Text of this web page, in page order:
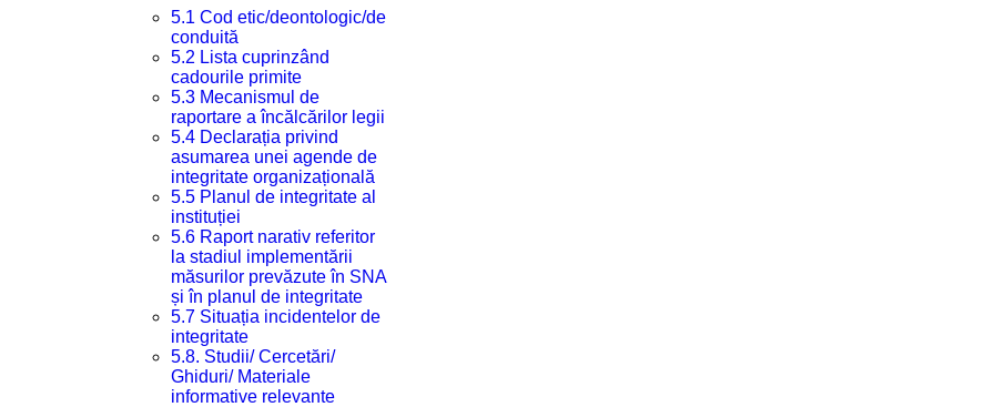
5.1 Cod etic/deontologic/de
conduită
5.2 Lista cuprinzând
cadourile primite
5.3 Mecanismul de
raportare a încălcărilor legii
5.4 Declarația privind
asumarea unei agende de
integritate organizațională
5.5 Planul de integritate al
instituției
5.6 Raport narativ referitor
la stadiul implementării
măsurilor prevăzute în SNA
și în planul de integritate
5.7 Situația incidentelor de
integritate
5.8. Studii/ Cercetări/
Ghiduri/ Materiale
informative relevante